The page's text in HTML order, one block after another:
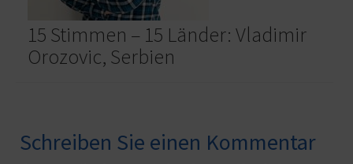
15 Stimmen – 15 Länder: Vladimir
Orozovic, Serbien
Schreiben Sie einen Kommentar